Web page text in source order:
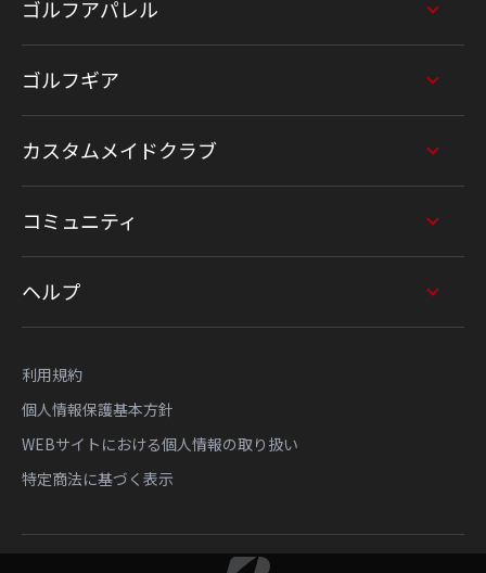
ゴルフアパレル
ゴルフギア
カスタムメイドクラブ
コミュニティ
ヘルプ
利用規約
個人情報保護基本方針
WEBサイトにおける個人情報の取り扱い
特定商法に基づく表示